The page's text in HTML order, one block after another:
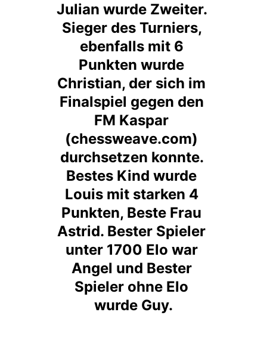
Julian wurde Zweiter.
Sieger des Turniers,
ebenfalls mit 6
Punkten wurde
Christian, der sich im
Finalspiel gegen den
FM Kaspar
(chessweave.com)
durchsetzen konnte.
Bestes Kind wurde
Louis mit starken 4
Punkten, Beste Frau
Astrid. Bester Spieler
unter 1700 Elo war
Angel und Bester
Spieler ohne Elo
wurde Guy.